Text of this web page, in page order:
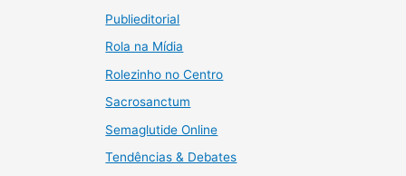
Publieditorial
Rola na Mídia
Rolezinho no Centro
Sacrosanctum
Semaglutide Online
Tendências & Debates